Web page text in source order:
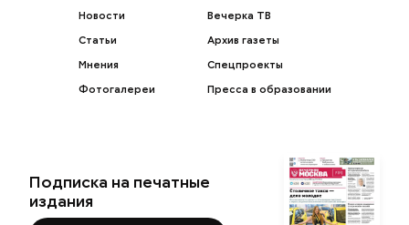
Новости
Статьи
Мнения
Фотогалереи
Вечерка ТВ
Архив газеты
Спецпроекты
Пресса в образовании
Подписка на печатные
издания